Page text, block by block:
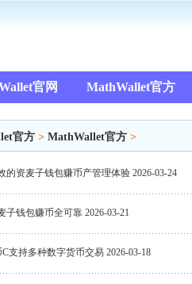
官网 MathWallet官方
官方 > MathWallet官方 >
的资麦子钱包赚币产管理体验 2026-03-24
子钱包赚币全可靠 2026-03-21
支持多种数字货币交易 2026-03-18